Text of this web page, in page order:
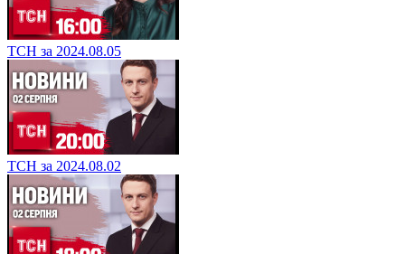
ТСН за 2024.08.05
ТСН за 2024.08.02